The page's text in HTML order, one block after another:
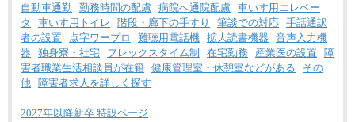
自動車通勤
勤務時間の配慮 病院へ通院配慮 車いす用エレベー
タ
車いす用トイレ 階段・廊下の手すり 筆談での対応 手話通訳
者の設置
点字ワープロ 難聴用電話機 拡大読書機器
音声入力機
器
独身寮・社宅 フレックスタイム制 在宅勤務 産業医の設置
障
害者職業生活相談員が在籍 健康管理室・休憩室などがある
その
他
障害者求人を詳しく探す
2027年以降新卒 特設ページ